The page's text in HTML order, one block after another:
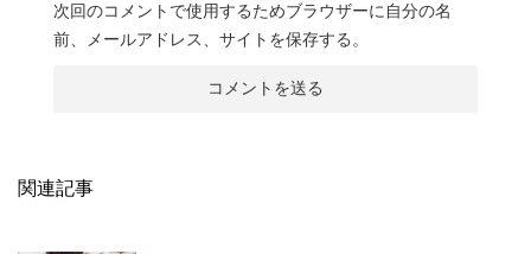
次回のコメントで使用するためブラウザーに自分の名
前、メールアドレス、サイトを保存する。
関連記事